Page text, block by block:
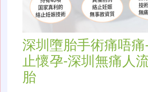
深圳墮胎手術痛唔
止懷孕-深圳無痛人
胎